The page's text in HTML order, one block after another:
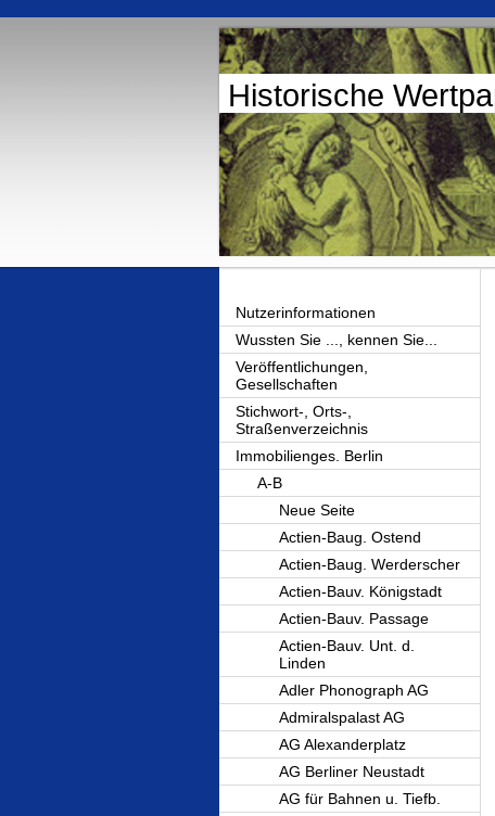
Historische
Nutzerinformationen
Wussten Sie ..., kennen Sie...
Veröffentlichungen,
Gesellschaften
Stichwort-, Orts-,
Straßenverzeichnis
Immobilienges. Berlin
A-B
Neue Seite
Actien-Baug. Ostend
Actien-Baug. Werderscher
Actien-Bauv. Königstadt
Actien-Bauv. Passage
Actien-Bauv. Unt. d.
Linden
Adler Phonograph AG
Admiralspalast AG
AG Alexanderplatz
AG Berliner Neustadt
AG für Bahnen u. Tiefb.